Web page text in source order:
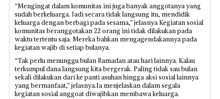
“Mengingat dalam komunitas ini juga banyak anggotanya yang
sudah berkeluarga. Jadi secara tidak langsung itu, mendidik
keluarga dengan berbagi pada sesama,” jelasnya Kegiatan sosial
komunitas beranggotakan 22 orang ini tidak dilakukan pada
waktu tertentu saja. Mereka bahkan mengagendakannya pada
kegiatan wajib di setiap bulanya.
“Tak perlu menunggu bulan Ramadan atau hari lainnya. Kalau
terkumpul dana langsung kita bergerak. Paling tidak sau bulan
sekali dilakukan dari ke panti asuhan hingga aksi sosial lainnya
yang bermanfaat,” jelasnya.Ia menjelaskan dalam segala
kegiatan sosial anggoat diwajibkan membawa keluarga.